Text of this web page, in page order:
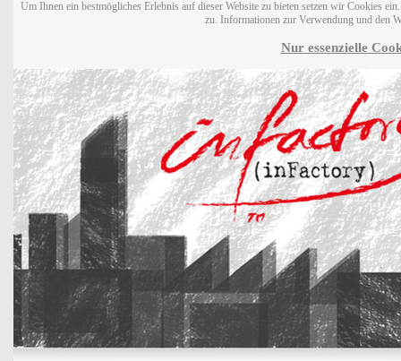
Um Ihnen ein bestmögliches Erlebnis auf dieser Website zu bieten setzen wir Cookies
zu. Informationen zur Verwendung und den
Nur essenzielle